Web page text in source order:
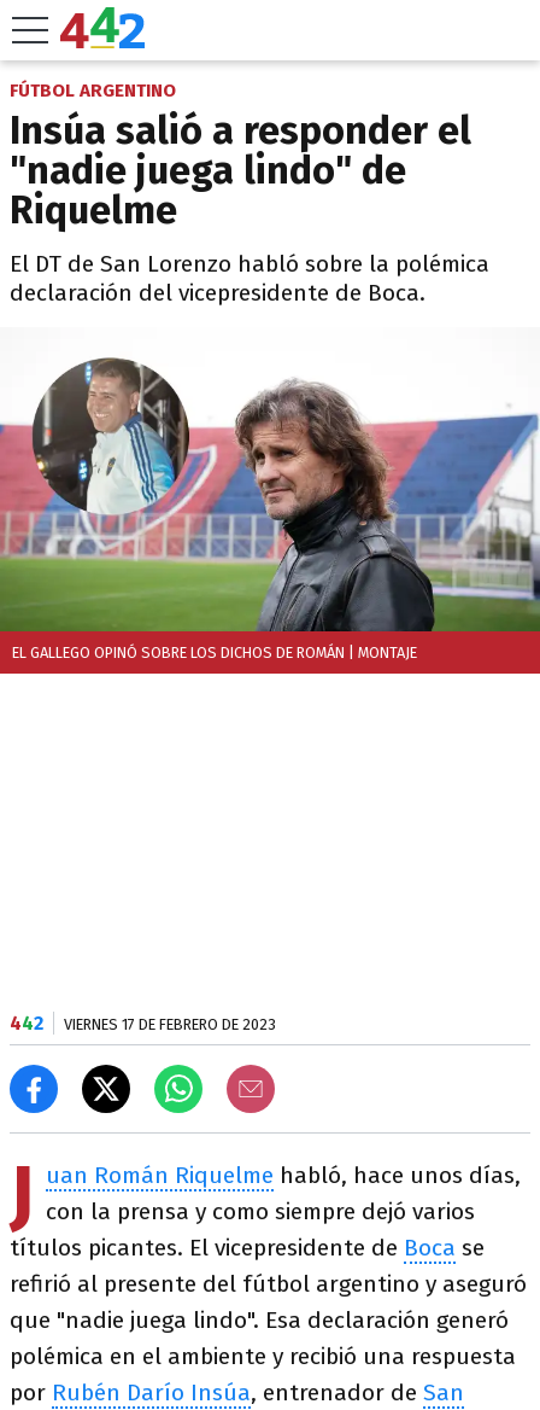
FÚTBOL ARGENTINO
Insúa salió a responder el
"nadie juega lindo" de
Riquelme
El DT de San Lorenzo habló sobre la polémica
declaración del vicepresidente de Boca.
EL GALLEGO OPINÓ SOBRE LOS DICHOS DE ROMÁN | MONTAJE
442 VIERNES 17 DE FEBRERO DE 2023
J uan Román Riquelme habló, hace unos días,
con la prensa y como siempre dejó varios
títulos picantes. El vicepresidente de Boca se
refirió al presente del fútbol argentino y aseguró
que "nadie juega lindo". Esa declaración generó
polémica en el ambiente y recibió una respuesta
por Rubén Darío Insúa, entrenador de San